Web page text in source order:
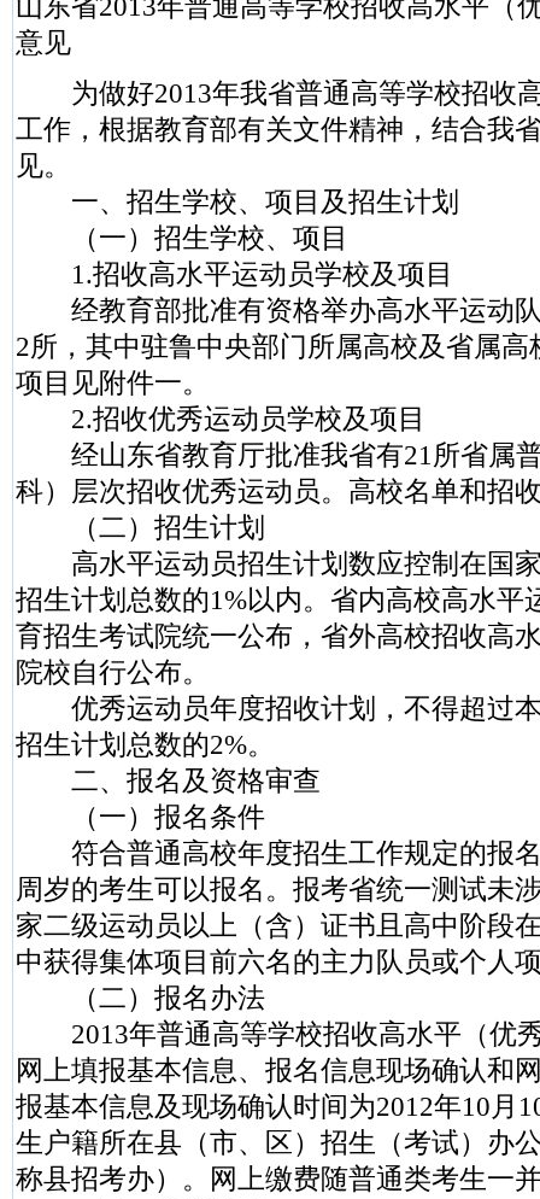
山东省2013年普通高等学校招收高水平（
意见
为做好2013年我省普通高等学校招收
工作，根据教育部有关文件精神，结合我
见。
一、招生学校、项目及招生计划
（一）招生学校、项目
1.招收高水平运动员学校及项目
经教育部批准有资格举办高水平运动队
2所，其中驻鲁中央部门所属高校及省属高
项目见附件一。
2.招收优秀运动员学校及项目
经山东省教育厅批准我省有21所省属
科）层次招收优秀运动员。高校名单和招
（二）招生计划
高水平运动员招生计划数应控制在国家
招生计划总数的1%以内。省内高校高水平
育招生考试院统一公布，省外高校招收高
院校自行公布。
优秀运动员年度招收计划，不得超过本
招生计划总数的2%。
二、报名及资格审查
（一）报名条件
符合普通高校年度招生工作规定的报名
周岁的考生可以报名。报考省统一测试未
家二级运动员以上（含）证书且高中阶段
中获得集体项目前六名的主力队员或个人
（二）报名办法
2013年普通高等学校招收高水平（优
网上填报基本信息、报名信息现场确认和
报基本信息及现场确认时间为2012年10月
生户籍所在县（市、区）招生（考试）办
称县招考办）。网上缴费随普通类考生一